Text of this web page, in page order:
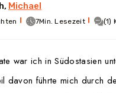
Michael
7Min. Lesezeit (1)
war ich in Südostasien
davon führte mich durch